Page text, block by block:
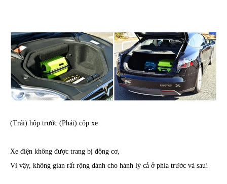
(Trái) hộp trước (Phải) cốp xe
Xe điện không được trang bị động cơ,
Vì vậy, không gian rất rộng dành cho hành lý cả ở phía trước và sau!